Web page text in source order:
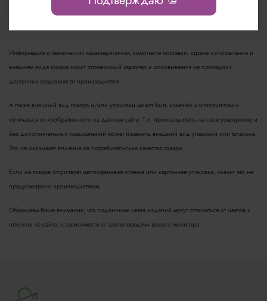
Информация о технических характеристиках, комплекте поставки, стране изготовления и
внешнем виде товара носит справочный характер и основывается на последних
доступных сведениях от производителя
А также внешний вид товара и/или упаковки может быть изменён изготовителем и
отличаться от изображенного на данном сайте. Т.к. производитель на свое усмотрение и
без дополнительных уведомлений может изменить внешний вид упаковки или флакона.
Это не оказывает влияния на потребительские качества товара.
Если на товаре отсутствует целлофановая пленка или картонная упаковка, значит это не
предусмотрено производителем.
Обращаем Ваше внимание, что подлинные цвета изделий могут отличаться от цветов и
оттенков на сайте, в зависимости от цветопередачи вашего монитора.